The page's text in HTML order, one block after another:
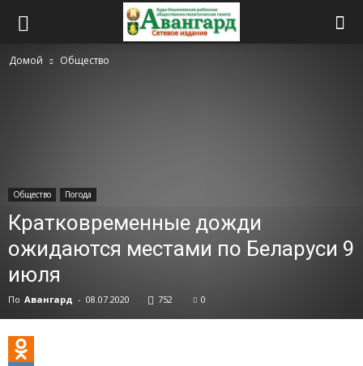
Домой Общество
Общество Погода
Кратковременные дожди
ожидаются местами по Беларуси 9
июля
По Авангард - 08.07.2020 752 0